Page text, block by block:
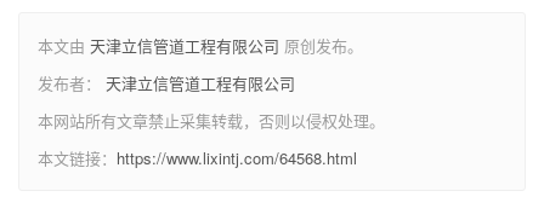
本文由 天津立信管道工程有限公司 原创发布。
发布者： 天津立信管道工程有限公司
本网站所有文章禁止采集转载，否则以侵权处理。
本文链接： https://www.lixintj.com/64568.html